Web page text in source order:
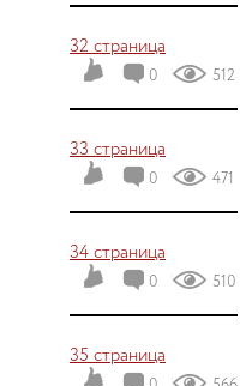
32 страница
0 512
33 страница
0 471
34 страница
0 510
35 страница